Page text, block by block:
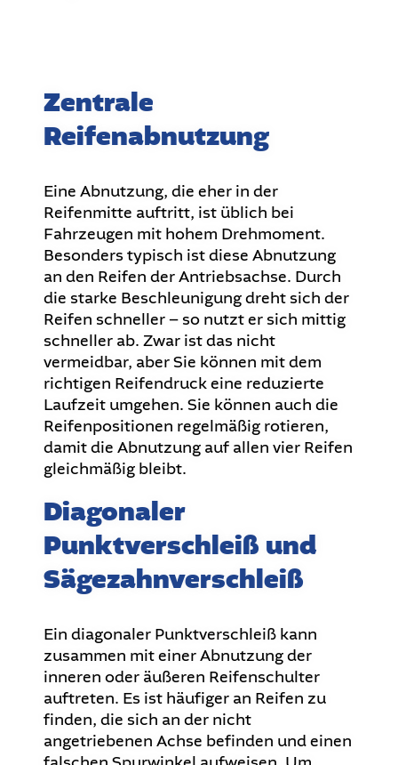
Zentrale
Reifenabnutzung
Eine Abnutzung, die eher in der
Reifenmitte auftritt, ist üblich bei
Fahrzeugen mit hohem Drehmoment.
Besonders typisch ist diese Abnutzung
an den Reifen der Antriebsachse. Durch
die starke Beschleunigung dreht sich der
Reifen schneller – so nutzt er sich mittig
schneller ab. Zwar ist das nicht
vermeidbar, aber Sie können mit dem
richtigen Reifendruck eine reduzierte
Laufzeit umgehen. Sie können auch die
Reifenpositionen regelmäßig rotieren,
damit die Abnutzung auf allen vier Reifen
gleichmäßig bleibt.
Diagonaler
Punktverschleiß und
Sägezahnverschleiß
Ein diagonaler Punktverschleiß kann
zusammen mit einer Abnutzung der
inneren oder äußeren Reifenschulter
auftreten. Es ist häufiger an Reifen zu
finden, die sich an der nicht
angetriebenen Achse befinden und einen